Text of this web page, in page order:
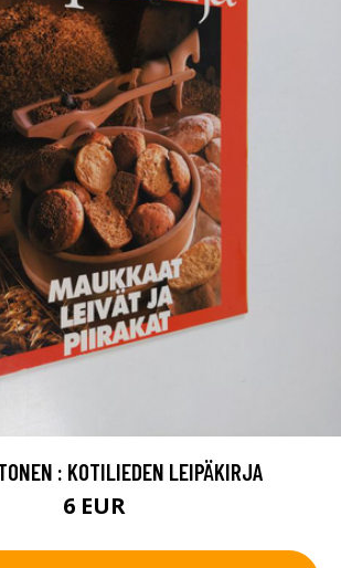
: KOTILIEDEN LEIPÄKIRJA
6 EUR